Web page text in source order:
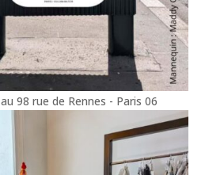
au 98 rue de Rennes - Paris 06